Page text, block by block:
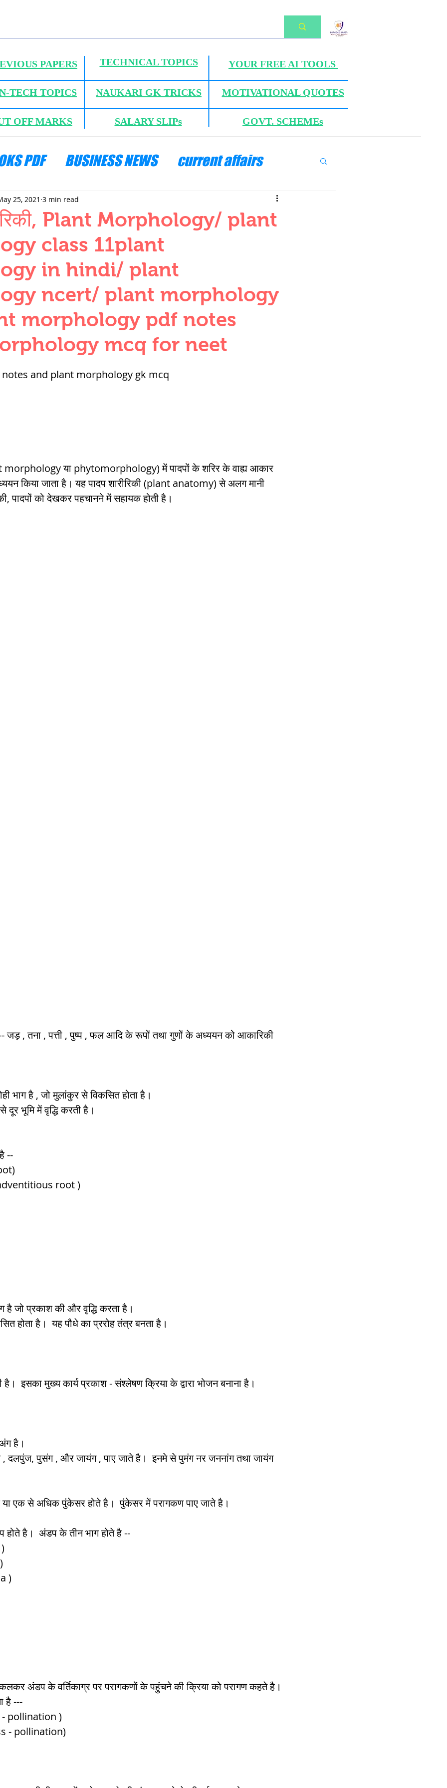
PAPERS TECHNICAL TOPICS
YOUR FREE AI TOOLS
TECH TOPICS
NAUKARI GK TRICKS MOTIVATIONAL QUOTES
OFF MARKS SALARY SLIPs GOVT. SCHEMEs
PDF BUSINESS NEWS current affairs
HYDRAULICS AND FLUID MECHANICS
QUANTITIES AND UNITS OHM'S LAW
BUILDING MATERIALS SURVEYING
FOUNDATION ENGNN
VALLEY वैदिक सभ्यता : Vedic Civilization
Raj ब्रिटिश राज का प्रभाव, british raj
Plant Morphology/ plant
class 11plant
in hindi/ plant
ncert/ plant morphology
morphology pdf notes
mcq for neet
25, 2021 3 min read
and plant morphology gk mcq
morphology या phytomorphology) में पादपों के शरिर के वाह्य आकार
किया जाता है। यह पादप शारीरिकी (plant anatomy) से अलग मानी
पादपों को देखकर पहचानने में सहायक होती है।
-- जड़ , तना , पत्ती , पुष्प , फल आदि के रूपों तथा गुणों के अध्ययन को आकारिकी
भाग है , जो मुलांकुर से विकसित होता है।
भूमि में वृद्धि करती है।
--
root )
है जो प्रकाश की और वृद्धि करता है।
होता है।  यह पौधे का प्ररोह तंत्र बनता है।
है।  इसका मुख्य कार्य प्रकाश - संश्लेषण क्रिया के द्वारा भोजन बनाना है।
है।
, दलपुंज, पुसंग , और जायंग , पाए जाते है।  इनमे से पुमंग नर जननांग तथा जायंग
एक से अधिक पुंकेसर होते है।  पुंकेसर में परागकण पाए जाते है।
है।  अंडप के तीन भाग होते है --
)
अंडप के वर्तिकाग्र पर परागकणों के पहुंचने की क्रिया को परागण कहते है।
है ---
- pollination )
- pollination)